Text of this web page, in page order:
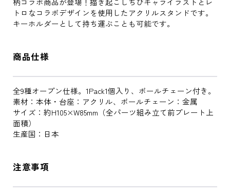
トロなコラボデザインを使用したアクリルスタンドです。
キーホルダーとして持ち運ぶことも可能です。
商品仕様
全9種オープン仕様。1Pack1個入り、ボールチェーン付き。
素材：本体・台座：アクリル、ボールチェーン：金属
サイズ：約H105×W85mm（全パーツ組み立て前プレート上
面積）
生産国：日本
注意事項